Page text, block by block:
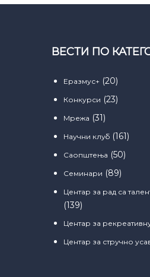
ВЕСТИ ПО
Еразмус+ (20)
Конкурси (23)
Мрежа (31)
Научни клуб (161)
Саопштења (50)
Семинари (89)
Центар за рад са
(139)
Центар за
Центар за стручно